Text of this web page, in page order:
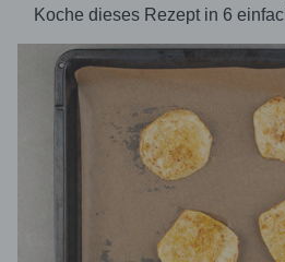
Koche dieses Rezept in 6